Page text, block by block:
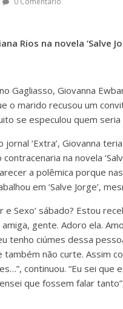
Rios na novela ‘Salve
Gagliasso, Giovanna
o marido recusou um
se especulou quem
‘Extra’, Giovanna
na novela
a polêmica porque
em ‘Salve Jorge’,
e Sexo’ sábado? Estou
amiga, gente. Adoro ela.
tenho ciúmes dessa
também não curte. Assim
continuou. “Eu sei que
que fossem falar